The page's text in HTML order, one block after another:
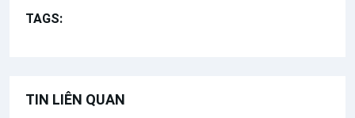
TAGS:
TIN LIÊN QUAN